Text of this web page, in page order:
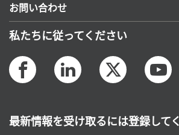
お問い合わせ
私たちに従ってください
最新情報を受け取るには登録して